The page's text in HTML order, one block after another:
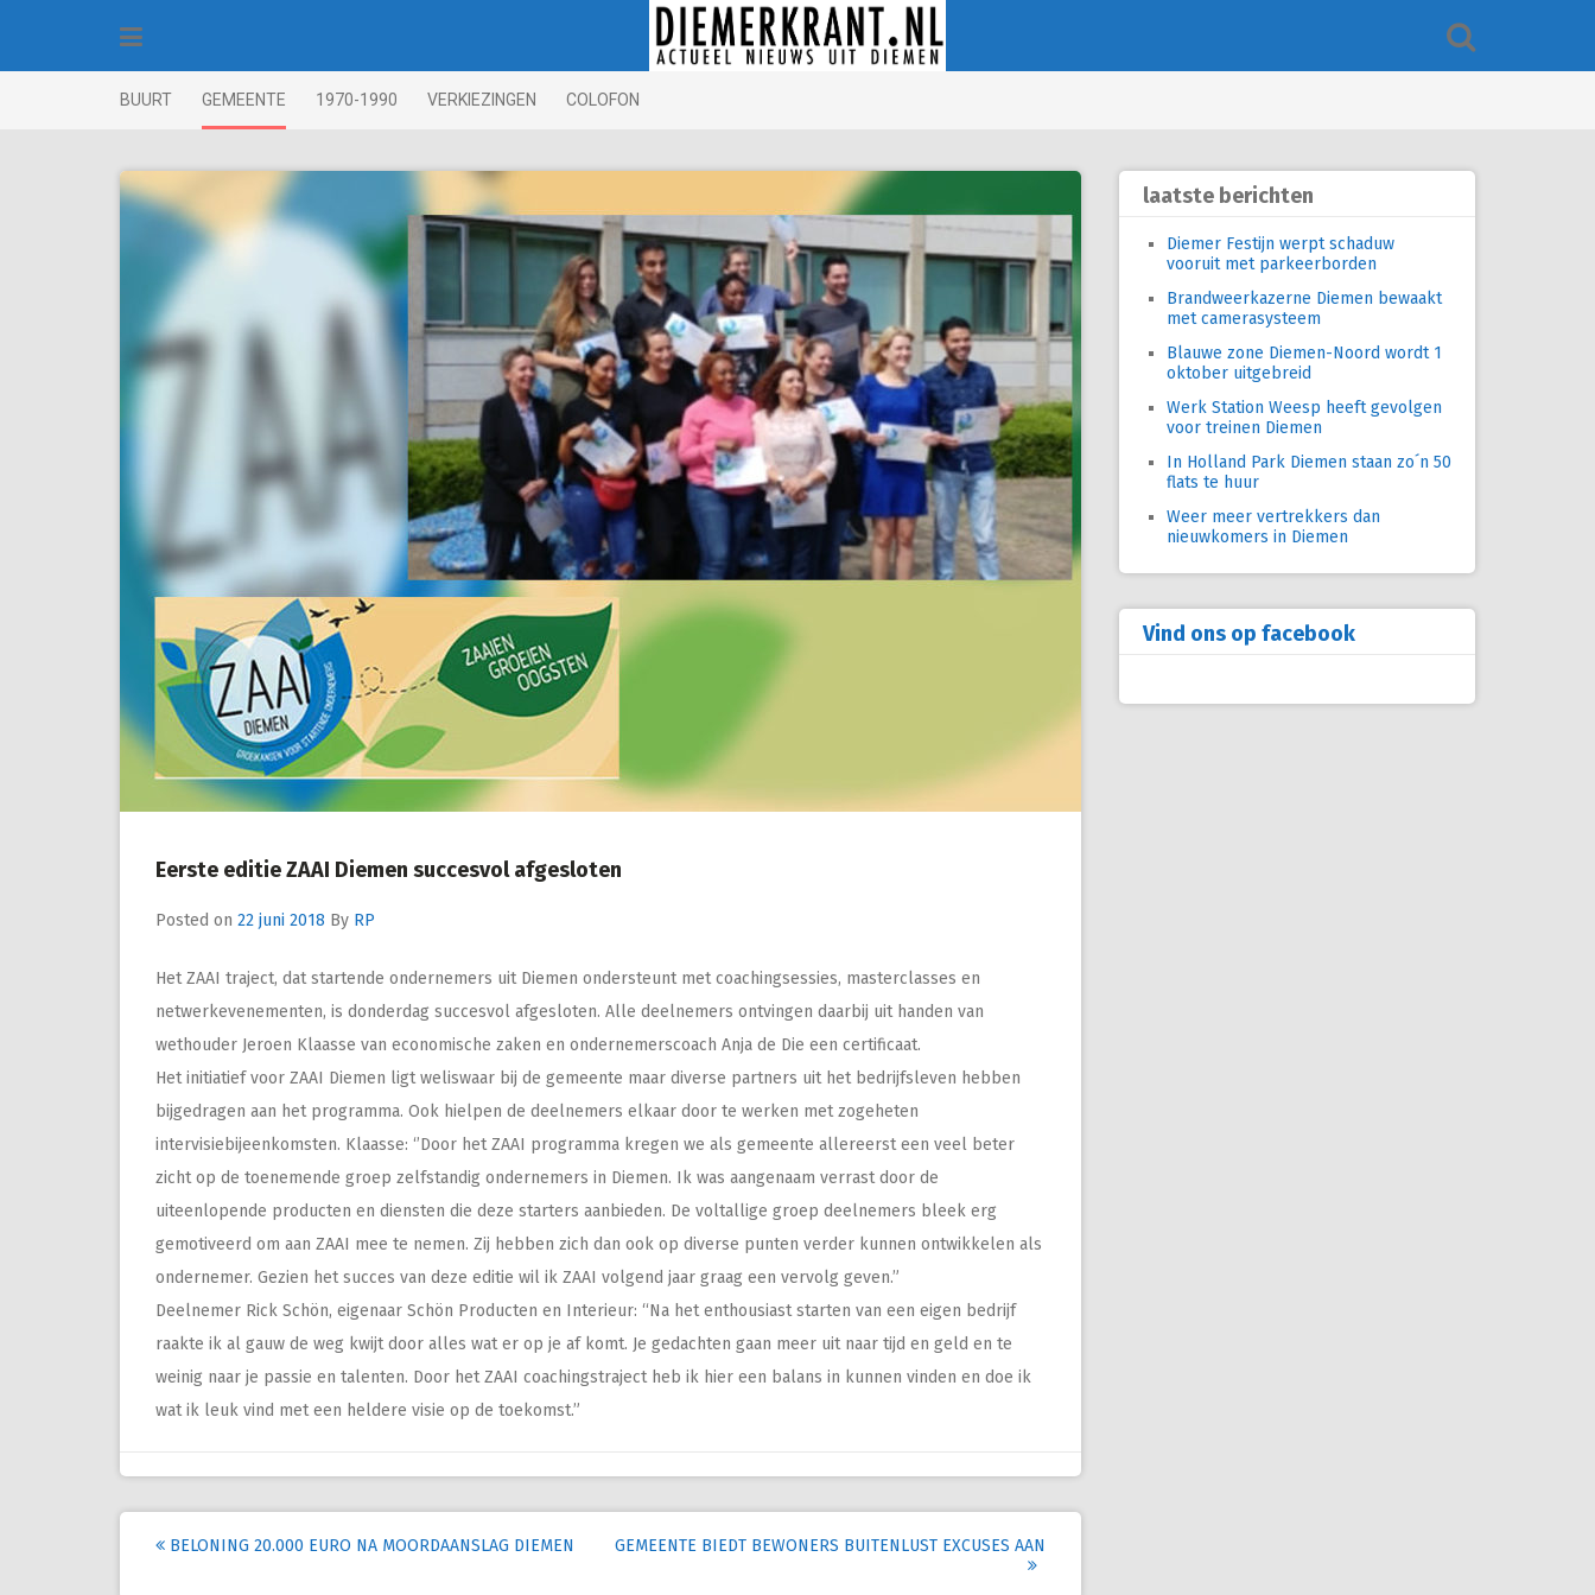
BUURT GEMEENTE 1970-1990 VERKIEZINGEN COLOFON
Eerste editie ZAAI Diemen succesvol afgesloten
Posted on 22 juni 2018 By RP
Het ZAAI traject, dat startende ondernemers uit Diemen ondersteunt met coachingsessies, masterclasses en
netwerkevenementen, is donderdag succesvol afgesloten. Alle deelnemers ontvingen daarbij uit handen van
wethouder Jeroen Klaasse van economische zaken en ondernemerscoach Anja de Die een certificaat.
Het initiatief voor ZAAI Diemen ligt weliswaar bij de gemeente maar diverse partners uit het bedrijfsleven hebben
bijgedragen aan het programma. Ook hielpen de deelnemers elkaar door te werken met zogeheten
intervisiebijeenkomsten. Klaasse: ‘’Door het ZAAI programma kregen we als gemeente allereerst een veel beter
zicht op de toenemende groep zelfstandig ondernemers in Diemen. Ik was aangenaam verrast door de
uiteenlopende producten en diensten die deze starters aanbieden. De voltallige groep deelnemers bleek erg
gemotiveerd om aan ZAAI mee te nemen. Zij hebben zich dan ook op diverse punten verder kunnen ontwikkelen als
ondernemer. Gezien het succes van deze editie wil ik ZAAI volgend jaar graag een vervolg geven.”
Deelnemer Rick Schön, eigenaar Schön Producten en Interieur: “Na het enthousiast starten van een eigen bedrijf
raakte ik al gauw de weg kwijt door alles wat er op je af komt. Je gedachten gaan meer uit naar tijd en geld en te
weinig naar je passie en talenten. Door het ZAAI coachingstraject heb ik hier een balans in kunnen vinden en doe ik
wat ik leuk vind met een heldere visie op de toekomst.”
Post
BELONING 20.000 EURO NA MOORDAANSLAG DIEMEN GEMEENTE BIEDT BEWONERS BUITENLUST EXCUSES AAN
laatste berichten
Diemer Festijn werpt schaduw
vooruit met parkeerborden
Brandweerkazerne Diemen bewaakt
met camerasysteem
Blauwe zone Diemen-Noord wordt 1
oktober uitgebreid
Werk Station Weesp heeft gevolgen
voor treinen Diemen
In Holland Park Diemen staan zo´n 50
flats te huur
Weer meer vertrekkers dan
nieuwkomers in Diemen
Vind ons op facebook